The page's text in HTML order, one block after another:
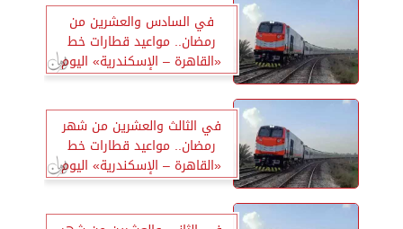
في السادس والعشرين من
رمضان.. مواعيد قطارات خط
«القاهرة – الإسكندرية» اليوم
الإثنين
في الثالث والعشرين من شهر
رمضان.. مواعيد قطارات خط
«القاهرة – الإسكندرية» اليوم
الجمعة